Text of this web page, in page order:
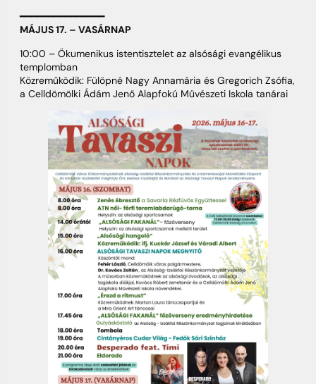
━━━━━━━━━━━━━━━
MÁJUS 17. – VASÁRNAP
10:00 – Ökumenikus istentisztelet az alsósági evangélikus
templomban
Közreműködik: Fülöpné Nagy Annamária és Gregorich Zsófia,
a Celldömölki Ádám Jenő Alapfokú Művészeti Iskola tanárai